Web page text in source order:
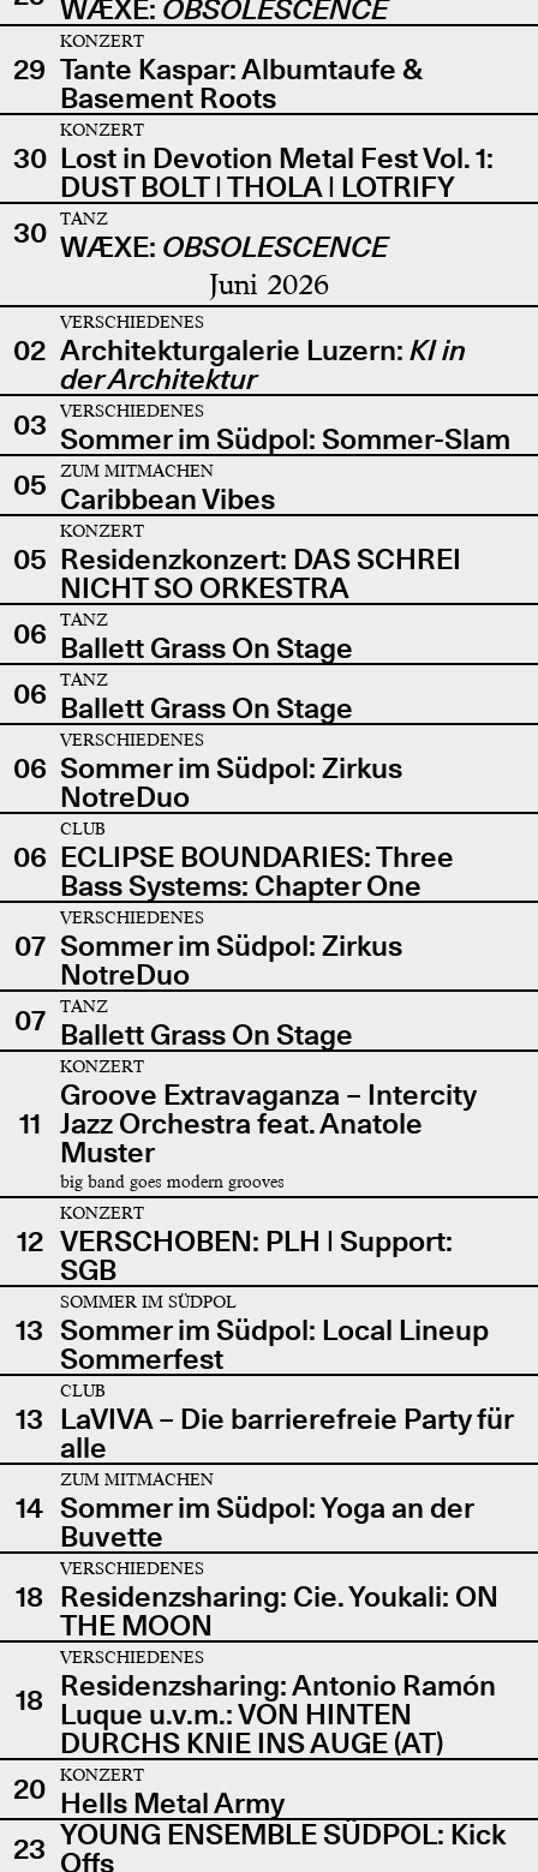
WÆXE: OBSOLESCENCE
29
KONZERT
Tante Kaspar: Albumtaufe &
Basement Roots
30
KONZERT
Lost in Devotion Metal Fest Vol. 1:
DUST BOLT | THOLA | LOTRIFY
30
TANZ
WÆXE: OBSOLESCENCE
Juni 2026
02
VERSCHIEDENES
Architekturgalerie Luzern: KI in
der Architektur
03
VERSCHIEDENES
Sommer im Südpol: Sommer-Slam
05
ZUM MITMACHEN
Caribbean Vibes
05
KONZERT
Residenzkonzert: DAS SCHREI
NICHT SO ORKESTRA
06
TANZ
Ballett Grass On Stage
06
TANZ
Ballett Grass On Stage
06
VERSCHIEDENES
Sommer im Südpol: Zirkus
NotreDuo
06
CLUB
ECLIPSE BOUNDARIES: Three
Bass Systems: Chapter One
07
VERSCHIEDENES
Sommer im Südpol: Zirkus
NotreDuo
07
TANZ
Ballett Grass On Stage
11
KONZERT
Groove Extravaganza – Intercity
Jazz Orchestra feat. Anatole
Muster
big band goes modern grooves
12
KONZERT
VERSCHOBEN: PLH | Support:
SGB
13
SOMMER IM SÜDPOL
Sommer im Südpol: Local Lineup
Sommerfest
13
CLUB
LaVIVA – Die barrierefreie Party für
alle
14
ZUM MITMACHEN
Sommer im Südpol: Yoga an der
Buvette
18
VERSCHIEDENES
Residenzsharing: Cie. Youkali: ON
THE MOON
18
VERSCHIEDENES
Residenzsharing: Antonio Ramón
Luque u.v.m.: VON HINTEN
DURCHS KNIE INS AUGE (AT)
20
KONZERT
Hells Metal Army
23 YOUNG ENSEMBLE SÜDPOL: Kick
Offs